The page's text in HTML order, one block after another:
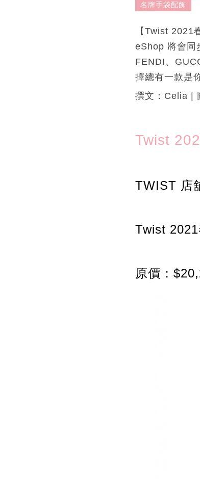
名牌手袋配飾
【Twist 2021
eShop 將會同
FENDI、
擇總有一款是
撰文：Celia |
Twist
TWIST 店
Twist
原價：